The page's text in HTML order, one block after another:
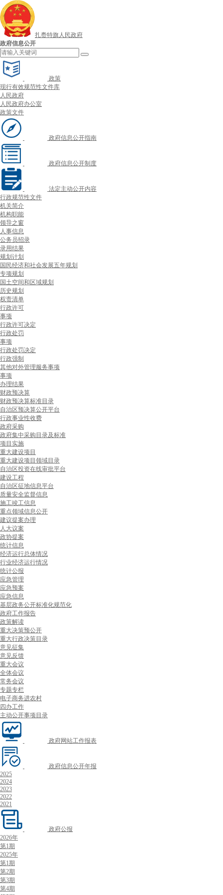
扎赉特旗人民政府
政府信息公开
政策
现行有效规范性文件库
人民政府
人民政府办公室
政策文件
政府信息公开指南
政府信息公开制度
法定主动公开内容
行政规范性文件
机关简介
机构职能
领导之窗
人事信息
公务员招录
录用结果
规划计划
国民经济和社会发展五年规划
专项规划
国土空间和区域规划
历史规划
权责清单
行政许可
事项
行政许可决定
行政处罚
事项
行政处罚决定
行政强制
其他对外管理服务事项
事项
办理结果
财政预决算
财政预决算标准目录
自治区预决算公开平台
行政事业性收费
政府采购
政府集中采购目录及标准
项目实施
重大建设项目
重大建设项目领域目录
自治区投资在线审批平台
建设工程
自治区征地信息平台
质量安全监督信息
施工竣工信息
重点领域信息公开
建议提案办理
人大议案
政协提案
统计信息
经济运行总体情况
行业经济运行情况
统计公报
应急管理
应急预案
应急信息
基层政务公开标准化规范化
政府工作报告
政策解读
重大决策预公开
重大行政决策目录
意见征集
意见反馈
重大会议
全体会议
常务会议
专题专栏
电子商务进农村
四办工作
主动公开事项目录
政府网站工作报表
政府信息公开年报
2025
2024
2023
2022
2021
政府公报
2026年
第1期
2025年
第1期
第2期
第3期
第4期